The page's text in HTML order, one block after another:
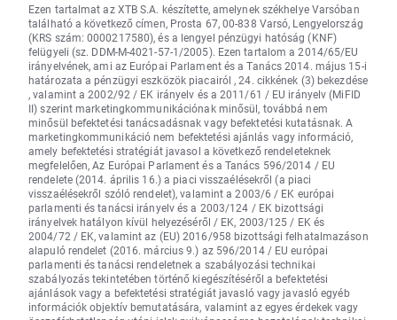
Ezen tartalmat az XTB S.A. készítette, amelynek székhelye Varsóban
található a következő címen, Prosta 67, 00-838 Varsó, Lengyelország
(KRS szám: 0000217580), és a lengyel pénzügyi hatóság (KNF)
felügyeli (sz. DDM-M-4021-57-1/2005). Ezen tartalom a 2014/65/EU
irányelvének, ami az Európai Parlament és a Tanács 2014. május 15-i
határozata a pénzügyi eszközök piacairól , 24. cikkének (3) bekezdése
, valamint a 2002/92 / EK irányelv és a 2011/61 / EU irányelv (MiFID
II) szerint marketingkommunikációnak minősül, továbbá nem
minősül befektetési tanácsadásnak vagy befektetési kutatásnak. A
marketingkommunikáció nem befektetési ajánlás vagy információ,
amely befektetési stratégiát javasol a következő rendeleteknek
megfelelően, Az Európai Parlament és a Tanács 596/2014 / EU
rendelete (2014. április 16.) a piaci visszaélésekről (a piaci
visszaélésekről szóló rendelet), valamint a 2003/6 / EK európai
parlamenti és tanácsi irányelv és a 2003/124 / EK bizottsági
irányelvek hatályon kívül helyezéséről / EK, 2003/125 / EK és
2004/72 / EK, valamint az (EU) 2016/958 bizottsági felhatalmazáson
alapuló rendelet (2016. március 9.) az 596/2014 / EU európai
parlamenti és tanácsi rendeletnek a szabályozási technikai
szabályozás tekintetében történő kiegészítéséről a befektetési
ajánlások vagy a befektetési stratégiát javasló vagy javasló egyéb
információk objektív bemutatására, valamint az egyes érdekek vagy